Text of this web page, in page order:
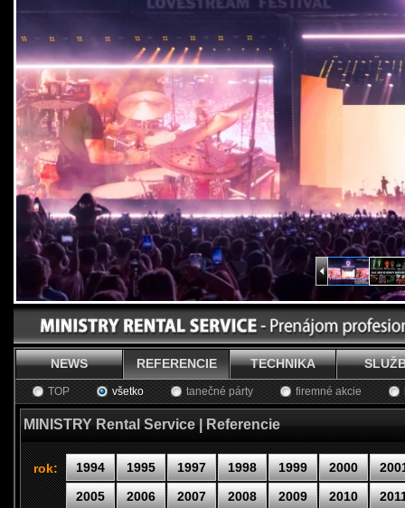
NEWS REFERENCIE TECHNIKA
TOP všetko tanečné párty firemné akcie
MINISTRY Rental Service | Referencie
rok: 1994 1995 1997 1998 1999 2000
2005
2006 2007 2008 2009 2010